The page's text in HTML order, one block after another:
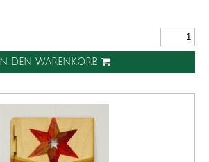
IN DEN WARENKORB